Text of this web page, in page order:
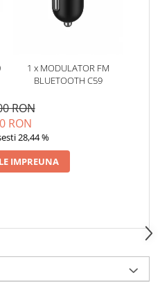
1 x MODULATOR FM
BLUETOOTH C59
RON
RON
28,44 %
IMPREUNA